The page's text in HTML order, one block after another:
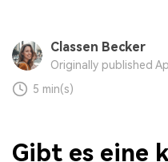
Classen Becker
Originally published
5 min(s)
Gibt es eine